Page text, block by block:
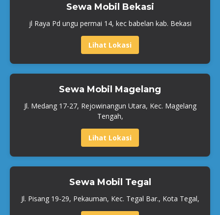
Sewa Mobil Bekasi
jl Raya Pd ungu permai 14, kec babelan kab. Bekasi
Lihat Lokasi
Sewa Mobil Magelang
Jl. Medang 17-27, Rejowinangun Utara, Kec. Magelang
Tengah,
Lihat Lokasi
Sewa Mobil Tegal
Jl. Pisang 19-29, Pekauman, Kec. Tegal Bar., Kota Tegal,